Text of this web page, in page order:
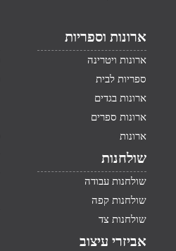
ארונות וספריות
ארונות ויטרינה
ספריות לבית
ארונות בגדים
ארונות ספרים
ארונות
שולחנות
שולחנות עבודה
שולחנות קפה
שולחנות צד
אביזרי עיצוב